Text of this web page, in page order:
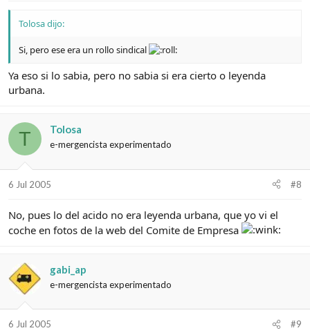
Tolosa dijo:
Si, pero ese era un rollo sindical
Ya eso si lo sabia, pero no sabia si era cierto o leyenda
urbana.
T Tolosa
e-mergencista experimentado
6 Jul 2005 #8
No, pues lo del acido no era leyenda urbana, que yo vi el
coche en fotos de la web del Comite de Empresa
gabi_ap
e-mergencista experimentado
6 Jul 2005 #9